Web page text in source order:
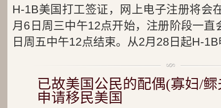
H-1B美国打工签证，网上电子注册将会
月6日周三中午12点开始，注册阶段一直
日周五中午12点结束。从2月28日起H-1B
已故美国公民的配偶(寡妇/
申请移民美国